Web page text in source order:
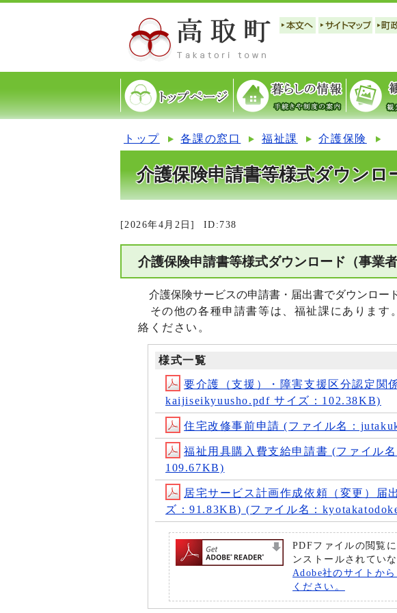
トップ 各課の窓口 福祉課 介護保険
介護保険申請書等様式ダウンロ
[2026年4月2日] ID:738
介護保険申請書等様式ダウンロード（事業者
介護保険サービスの申請書・届出書でダウンロー
その他の各種申請書等は、福祉課にあります
絡ください。
様式一覧
要介護（支援）・障害支援区分認定関
kaijiseikyuusho.pdf サイズ：102.38KB)
住宅改修事前申請 (ファイル名：
福祉用具購入費支給申請書 (ファイル
109.67KB)
居宅サービス計画作成依頼（変更）届
ズ：91.83KB) (ファイル名：
PDFファイルの閲覧
ンストールされてい
Adobe社のサイトか
ください。